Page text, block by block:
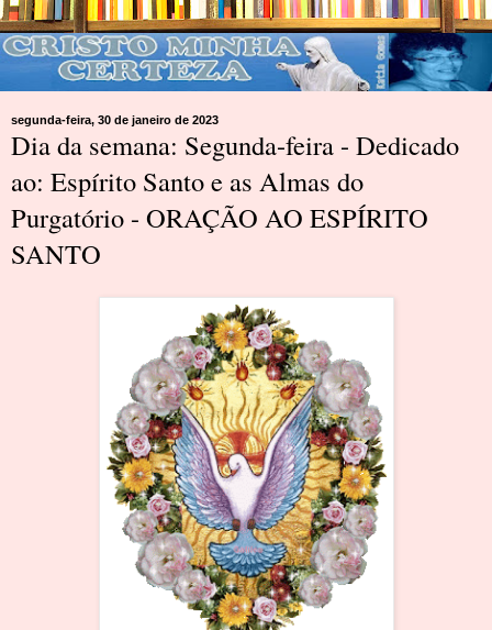
segunda-feira, 30 de janeiro de 2023
Dia da semana: Segunda-feira - Dedicado
ao: Espírito Santo e as Almas do
Purgatório - ORAÇÃO AO ESPÍRITO
SANTO